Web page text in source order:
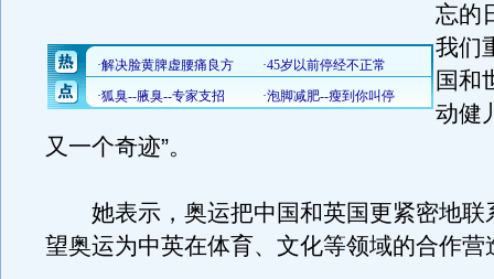
忘的
我们
国和
动健
又一个奇迹”。
她表示，奥运把中国和英国更紧密地联
望奥运为中英在体育、文化等领域的合作营